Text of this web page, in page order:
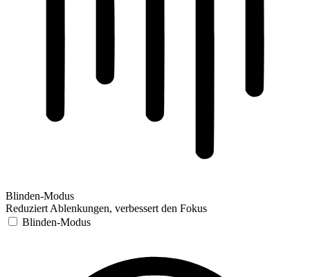
Blinden-Modus
Reduziert Ablenkungen, verbessert den Fokus
Blinden-Modus